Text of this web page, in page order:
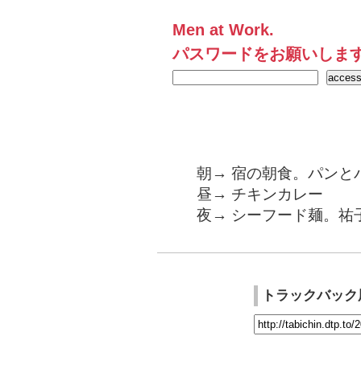
Men at Work.
パスワードをお願いしま
朝→ 宿の朝食。パンと
昼→ チキンカレー
夜→ シーフード麺。祐
トラックバッ